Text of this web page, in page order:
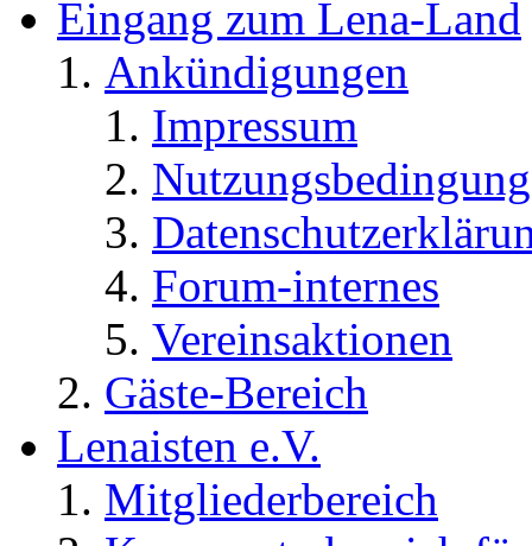
Eingang zum Lena-Land
Ankündigungen
Impressum
Forum-internes
Vereinsaktionen
Gäste-Bereich
Lenaisten e.V.
Mitgliederbereich